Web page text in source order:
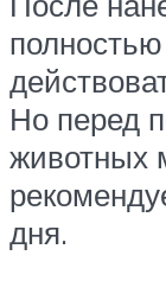
Но перед
животных
дня.